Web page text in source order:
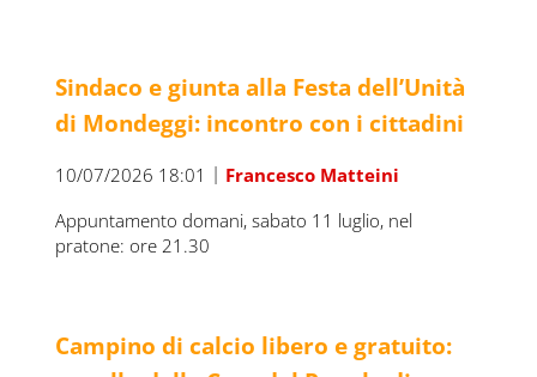
Sindaco e giunta alla Festa dell’Unità
di Mondeggi: incontro con i cittadini
10/07/2026 18:01 | Francesco Matteini
Appuntamento domani, sabato 11 luglio, nel
pratone: ore 21.30
Campino di calcio libero e gratuito: